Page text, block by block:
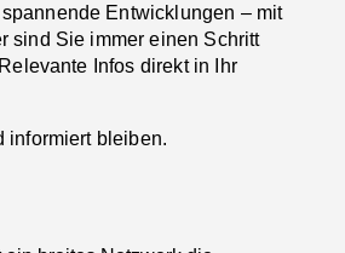
Entwicklungen – mit
sind Sie immer einen Schritt
Infos direkt in Ihr
informiert bleiben.